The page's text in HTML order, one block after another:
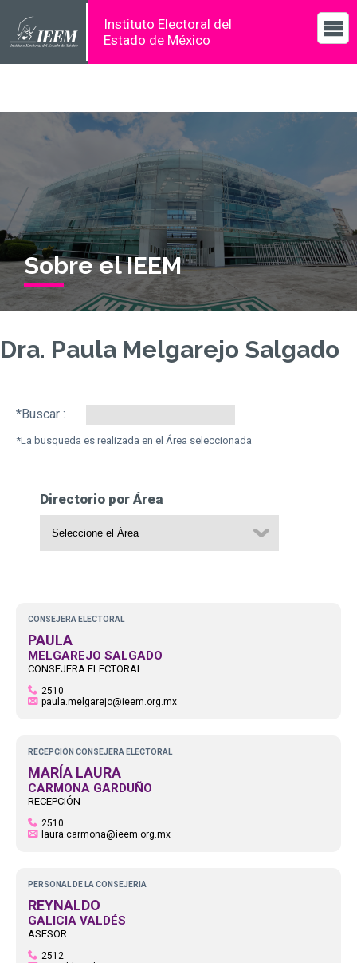
Instituto Electoral del
Estado de México
Sobre el IEEM
Dra. Paula Melgarejo Salgado
Directorio por Área
CONSEJERA ELECTORAL
PAULA
MELGAREJO SALGADO
CONSEJERA ELECTORAL
2510
paula.melgarejo@ieem.org.mx
RECEPCIÓN CONSEJERA ELECTORAL
MARÍA LAURA
CARMONA GARDUÑO
RECEPCIÓN
2510
laura.carmona@ieem.org.mx
PERSONAL DE LA CONSEJERIA
REYNALDO
GALICIA VALDÉS
ASESOR
2512